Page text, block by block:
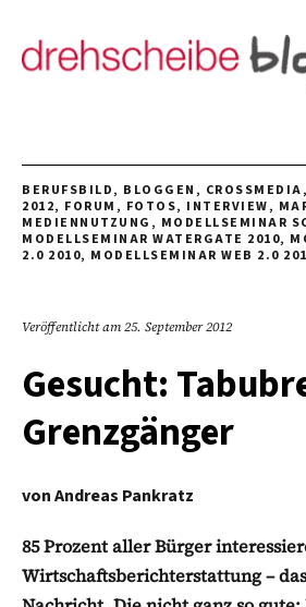
BERUFSBILD, BLOGGEN, CROSSMEDIA,
2012, FORUM, FOTOS, INTERVIEW,
MEDIENNUTZUNG, MODELLSEMINAR
MODELLSEMINAR WATERGATE 2010,
2.0 2010, MODELLSEMINAR WEB 2.0
Veröffentlicht am25. September 2012
Gesucht:
Grenzgänger
vonAndreas Pankratz
85 Prozent aller Bürger
Wirtschaftsberichterstattung –